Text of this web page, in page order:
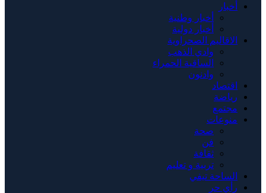
أخبار
أخبار وطنية
أخبار دولية
الاقاليم الصحراوية
وادي الذهب
الساقية الحمراء
وادنون
اقتصاد
رياضة
مجتمع
منوعات
صحة
فن
ثقافة
تربية و تعليم
الساحة تيفي
رأي حر